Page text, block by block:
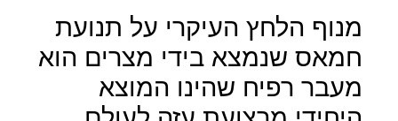
מנוף הלחץ העיקרי על תנועת
חמאס שנמצא בידי מצרים הוא
מעבר רפיח שהינו המוצא